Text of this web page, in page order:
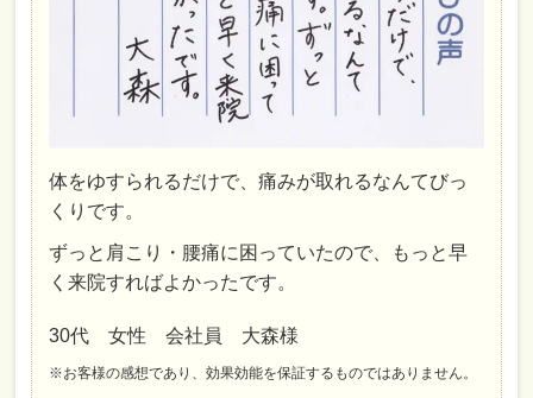
体をゆすられるだけで、痛みが取れるなんてびっ
くりです。
ずっと肩こり・腰痛に困っていたので、もっと早
く来院すればよかったです。
30代 女性 会社員 大森様
※お客様の感想であり、効果効能を保証するものではありません。